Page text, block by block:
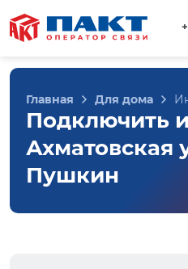
Главная Для дома
Подключить
Ахматовская
Пушкин